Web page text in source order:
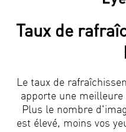
Taux de
Le taux de
apporte une meilleure
Plus le nombre
est élevé, moins vos